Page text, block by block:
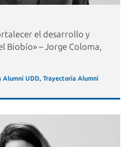
el desarrollo y
Biobío» – Jorge Coloma,
Alumni UDD, Trayectoria Alumni